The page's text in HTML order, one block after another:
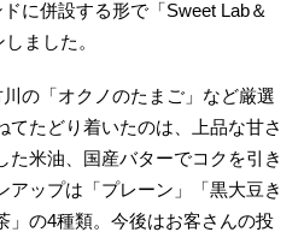
に併設する形で「Sweet Lab＆
ました。
の「オクノのたまご」など厳選
てたどり着いたのは、上品な甘さ
た米油、国産バターでコクを引き
アップは「プレーン」「黒大豆き
」の4種類。今後はお客さんの投